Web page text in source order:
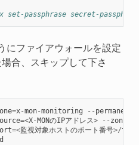
passphrase secret-
にファイアウォールを設定
合、スキップして下さ
=x-mon-monitoring -- permanent
=<X- MONのIPアドレス> -- zone
=<監視対象ホストのポート番号>/tcp